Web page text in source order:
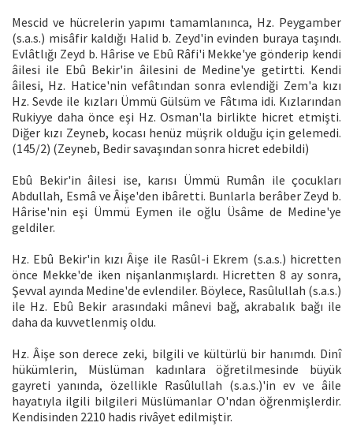
Mescid ve hücrelerin yapımı tamamlanınca, Hz. Peygamber
(s.a.s.) misâfir kaldığı Halid b. Zeyd'in evinden buraya taşındı.
Evlâtlığı Zeyd b. Hârise ve Ebû Râfi'i Mekke'ye gönderip kendi
âilesi ile Ebû Bekir'in âilesini de Medine'ye getirtti. Kendi
âilesi, Hz. Hatice'nin vefâtından sonra evlendiği Zem'a kızı
Hz. Sevde ile kızları Ümmü Gülsüm ve Fâtıma idi. Kızlarından
Rukiyye daha önce eşi Hz. Osman'la birlikte hicret etmişti.
Diğer kızı Zeyneb, kocası henüz müşrik olduğu için gelemedi.
(145/2) (Zeyneb, Bedir savaşından sonra hicret edebildi)
Ebû Bekir'in âilesi ise, karısı Ümmü Rumân ile çocukları
Abdullah, Esmâ ve Âişe'den ibâretti. Bunlarla berâber Zeyd b.
Hârise'nin eşi Ümmü Eymen ile oğlu Üsâme de Medine'ye
geldiler.
Hz. Ebû Bekir'in kızı Âişe ile Rasûl-i Ekrem (s.a.s.) hicretten
önce Mekke'de iken nişanlanmışlardı. Hicretten 8 ay sonra,
Şevval ayında Medine'de evlendiler. Böylece, Rasûlullah (s.a.s.)
ile Hz. Ebû Bekir arasındaki mânevi bağ, akrabalık bağı ile
daha da kuvvetlenmiş oldu.
Hz. Âişe son derece zeki, bilgili ve kültürlü bir hanımdı. Dinî
hükümlerin, Müslüman kadınlara öğretilmesinde büyük
gayreti yanında, özellikle Rasûlullah (s.a.s.)'in ev ve âile
hayatıyla ilgili bilgileri Müslümanlar O'ndan öğrenmişlerdir.
Kendisinden 2210 hadis rivâyet edilmiştir.